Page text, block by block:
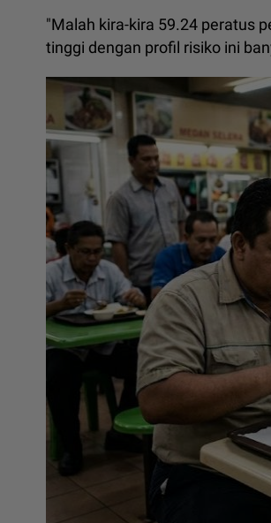
"Malah kira-kira 59.24 peratus
tinggi dengan profil risiko ini